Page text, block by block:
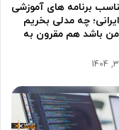
برنامه های آموزشی
چه مدلی بخریم
باشد هم مقرون به